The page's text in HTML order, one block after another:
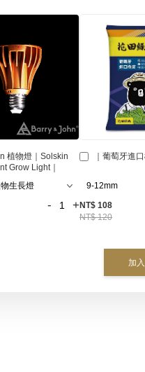
植物燈｜Solskin
Grow Light｜
- +
｜葡萄牙進
NT$ 108
NT$ 120
加